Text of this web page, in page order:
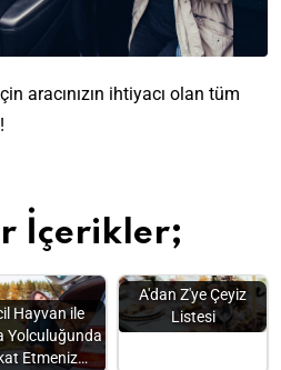
aracınızın ihtiyacı olan tüm
İçerikler;
Hayvan ile
Yolculuğunda
Etmeniz…
A'dan Z'ye Çeyiz
Listesi